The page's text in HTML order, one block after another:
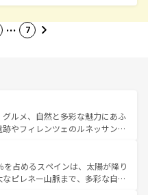
… 7
ルメ、自然と多彩な魅力にあふ
跡やフィレンツェのルネッサンス
田園風景やアマルフィ海岸の絶
ない。観光の合間には、本場の
イタリア料理を堪能することも
占めるスペインは、太陽が降り
ピレネー山脈まで、多彩な自然